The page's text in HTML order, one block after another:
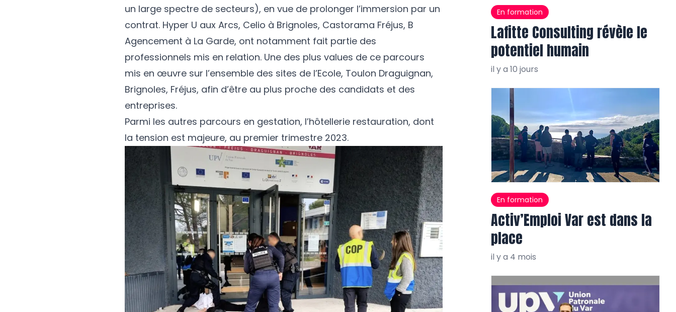
un large spectre de secteurs), en vue de prolonger l’immersion par un
contrat. Hyper U aux Arcs, Celio à Brignoles, Castorama Fréjus, B
Agencement à La Garde, ont notamment fait partie des
professionnels mis en relation. Une des plus values de ce parcours
mis en œuvre sur l’ensemble des sites de l’Ecole, Toulon Draguignan,
Brignoles, Fréjus, afin d’être au plus proche des candidats et des
entreprises.
Parmi les autres parcours en gestation, l’hôtellerie restauration, dont
la tension est majeure, au premier trimestre 2023.
En formation
Lafitte Consulting révèle le
potentiel humain
il y a 10 jours
En formation
Activ’Emploi Var est dans la
place
il y a 4 mois